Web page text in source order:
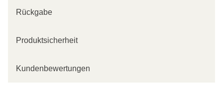
Rückgabe
Produktsicherheit
Kundenbewertungen